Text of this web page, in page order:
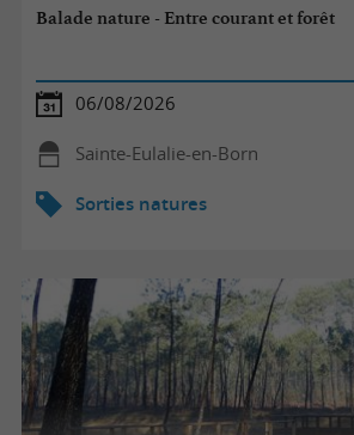
Balade nature - Entre courant et forêt
06/08/2026
Sainte-Eulalie-en-Born
Sorties natures